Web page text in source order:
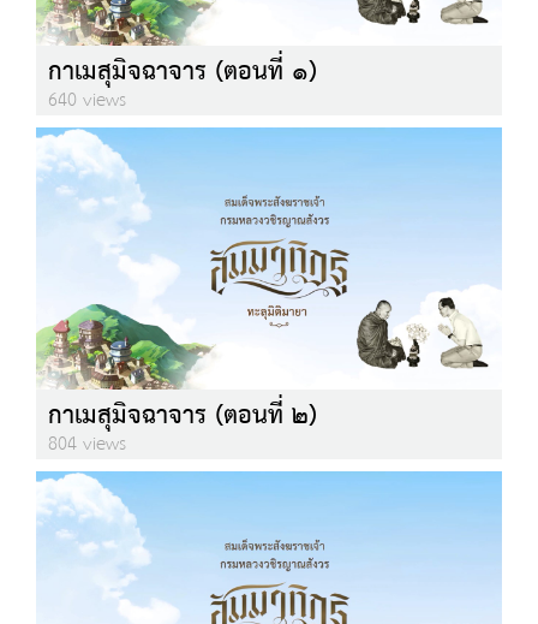
กาเมสุมิจฉาจาร (ตอนที่ ๑)
640 views
กาเมสุมิจฉาจาร (ตอนที่ ๒)
804 views